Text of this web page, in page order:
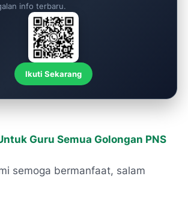
info terbaru.
Ikuti Sekarang
Guru Semua Golongan PNS
semoga bermanfaat, salam